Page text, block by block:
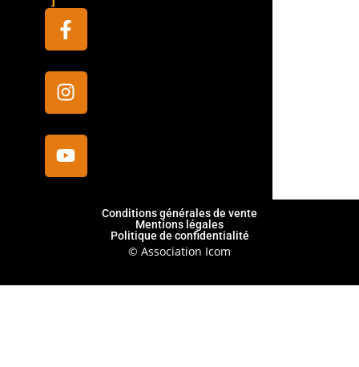
Conditions générales de vente
Mentions légales
Politique de confidentialité
© Association Icom